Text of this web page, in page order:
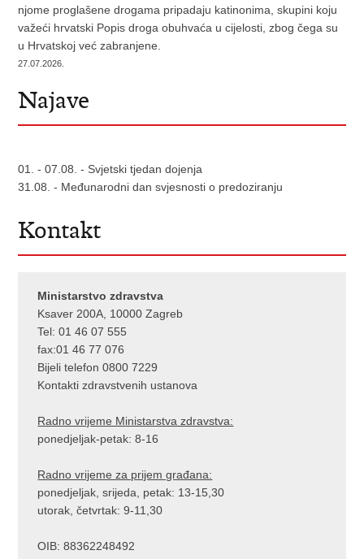
njome proglašene drogama pripadaju katinonima, skupini koju
važeći hrvatski Popis droga obuhvaća u cijelosti, zbog čega su
u Hrvatskoj već zabranjene.
27.07.2026.
Najave
01. - 07.08. - Svjetski tjedan dojenja
31.08. - Međunarodni dan svjesnosti o predoziranju
Kontakt
Ministarstvo zdravstva
Ksaver 200A, 10000 Zagreb
Tel: 01 46 07 555
fax:01 46 77 076
Bijeli telefon 0800 7229
Kontakti zdravstvenih ustanova
Radno vrijeme Ministarstva zdravstva:
ponedjeljak-petak: 8-16
Radno vrijeme za prijem građana:
ponedjeljak, srijeda, petak: 13-15,30
utorak, četvrtak: 9-11,30
OIB: 88362248492